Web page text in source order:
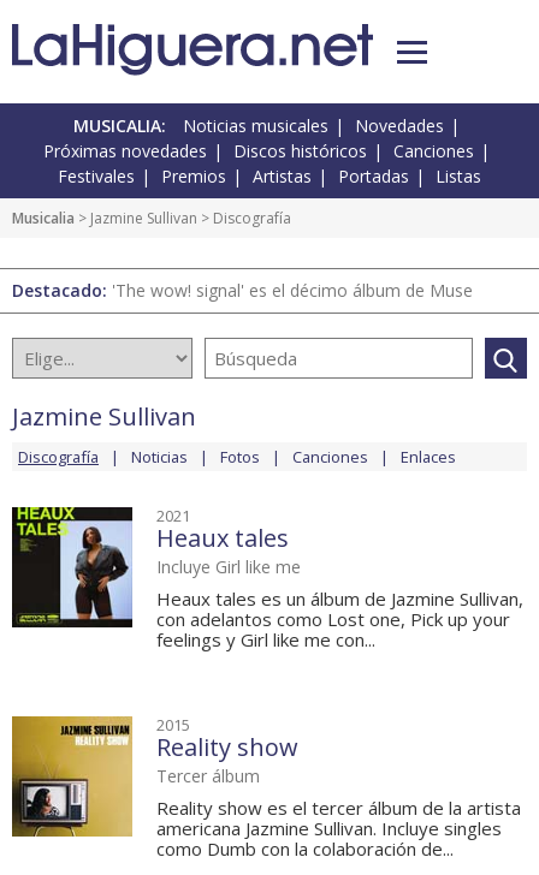
MUSICALIA: Noticias musicales
Novedades
Próximas novedades
Discos históricos
Canciones
Festivales
Premios Artistas Portadas Listas
Musicalia > Jazmine Sullivan > Discografía
Destacado: 'The wow! signal' es el décimo álbum de Muse
Jazmine Sullivan
Discografía Noticias Fotos Canciones Enlaces
2021
Heaux tales
Incluye Girl like me
Heaux tales es un álbum de Jazmine Sullivan,
con adelantos como Lost one, Pick up your
feelings y Girl like me con...
2015
Reality show
Tercer álbum
Reality show es el tercer álbum de la artista
americana Jazmine Sullivan. Incluye singles
como Dumb con la colaboración de...